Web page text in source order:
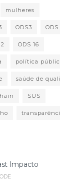
mulheres
ODS3 ODS
ODS 16
política
saúde de
SUS
Impacto